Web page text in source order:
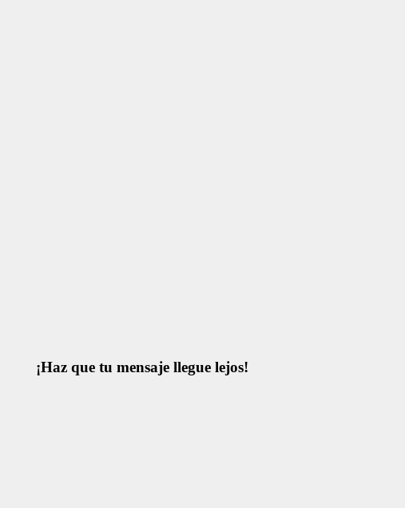
¡Haz que tu mensaje llegue lejos!